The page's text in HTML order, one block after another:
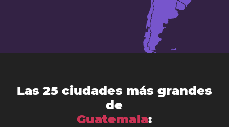
Las 25 ciudades más grandes
de
Guatemala: